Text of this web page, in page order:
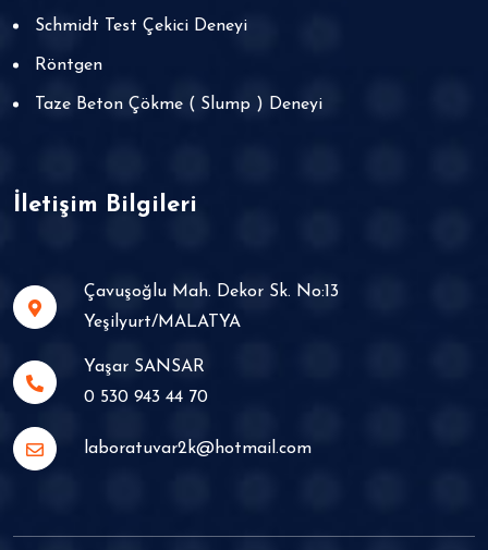
Schmidt Test Çekici Deneyi
Röntgen
Taze Beton Çökme ( Slump ) Deneyi
İletişim Bilgileri
Çavuşoğlu Mah. Dekor Sk. No:13 Yeşilyurt/MALATYA
Yaşar SANSAR
0 530 943 44 70
laboratuvar2k@hotmail.com